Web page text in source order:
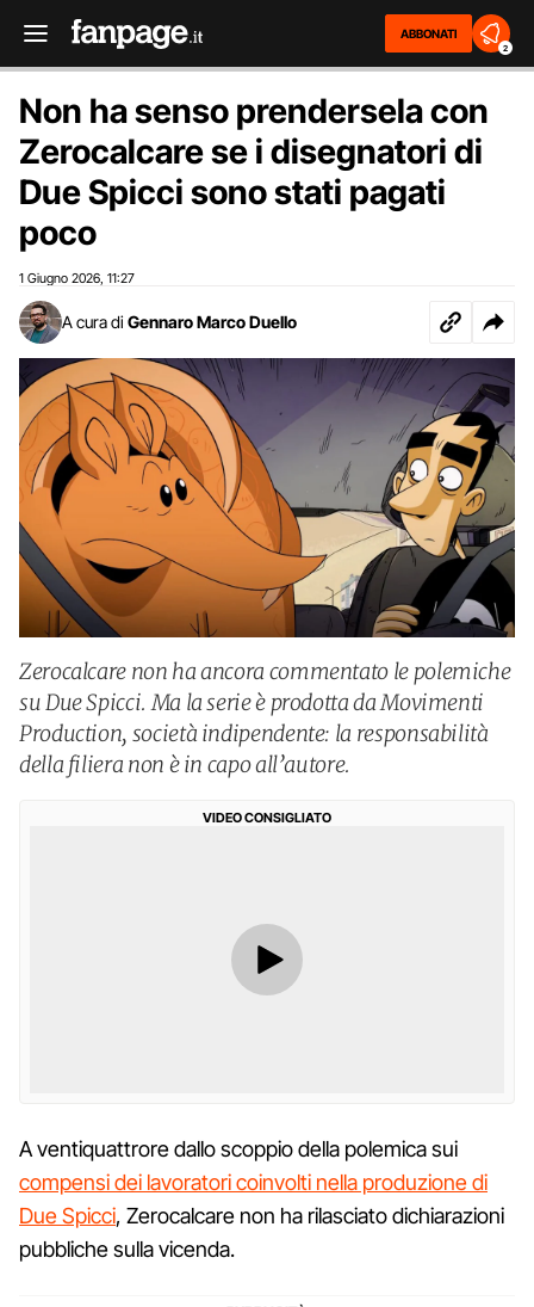
ABBONATI
2
Non ha senso prendersela con
Zerocalcare se i disegnatori di
Due Spicci sono stati pagati
poco
1 Giugno 2026 11:27
A cura di Gennaro Marco Duello
Zerocalcare non ha ancora commentato le polemiche
su Due Spicci. Ma la serie è prodotta da Movimenti
Production, società indipendente: la responsabilità
della filiera non è in capo all’autore.
VIDEO CONSIGLIATO
A ventiquattrore dallo scoppio della polemica sui
compensi dei lavoratori coinvolti nella produzione di
Due Spicci, Zerocalcare non ha rilasciato dichiarazioni
pubbliche sulla vicenda.